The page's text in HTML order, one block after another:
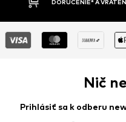
ZADARMO
Nič
Prihlásiť sa k odberu